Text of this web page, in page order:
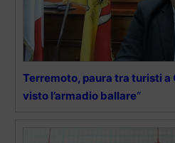
Terremoto, paura tra turisti a
visto l’armadio ballare”